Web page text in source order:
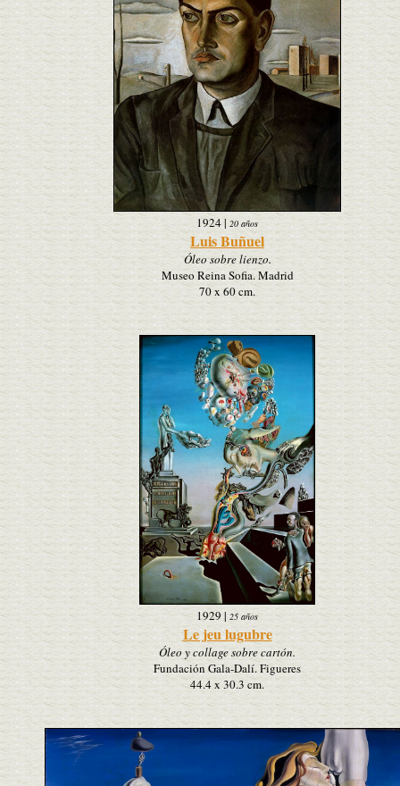
1924| 20 años
Luis Buñuel
Óleo sobre lienzo.
Museo Reina Sofia. Madrid
70 x 60 cm.
1929 | 25 años
Le jeu lugubre
Óleo y collage sobre cartón.
Fundación Gala-Dalí. Figueres
44.4 x 30.3 cm.